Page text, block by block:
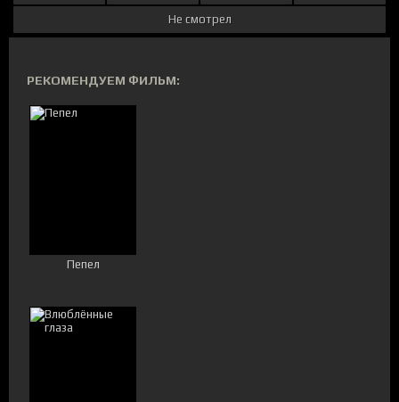
Не смотрел
РЕКОМЕНДУЕМ ФИЛЬМ:
Пепел